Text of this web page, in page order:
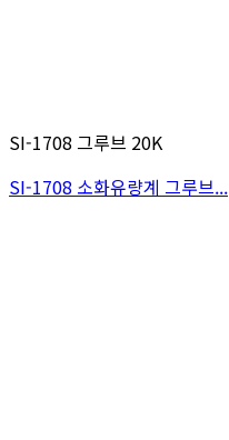
SI-1708 그루브 20K
SI-1708 소화유량계 그루브...